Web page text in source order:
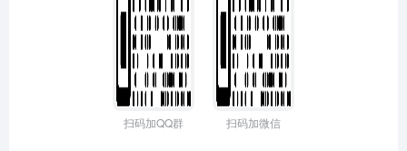
扫码加QQ群 扫码加微信